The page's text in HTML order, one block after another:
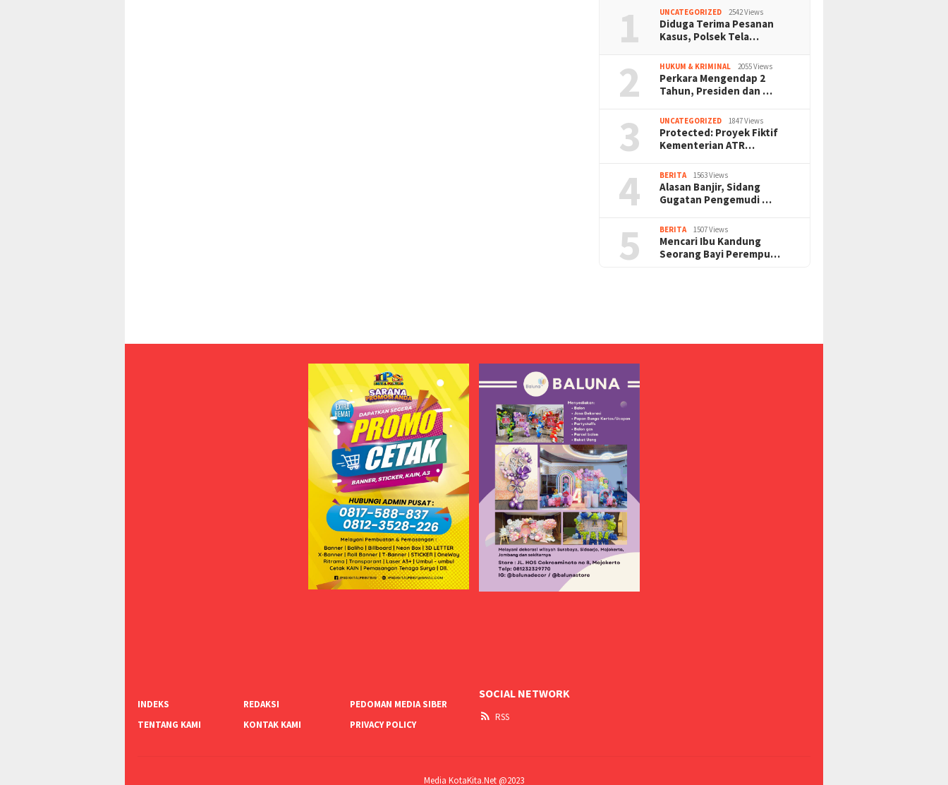
1 UNCATEGORIZED 2542 Views
Diduga Terima Pesanan
Kasus, Polsek Tela…
2 HUKUM & KRIMINAL 2055 Views
Perkara Mengendap 2
Tahun, Presiden dan …
3 UNCATEGORIZED 1847 Views
Protected: Proyek Fiktif
Kementerian ATR…
4 BERITA 1563 Views
Alasan Banjir, Sidang
Gugatan Pengemudi …
5 BERITA 1507 Views
Mencari Ibu Kandung
Seorang Bayi Perempu…
INDEKS REDAKSI
PEDOMAN MEDIA SIBER
TENTANG KAMI
KONTAK KAMI PRIVACY POLICY
SOCIAL NETWORK
RSS
Media KotaKita.Net @2023